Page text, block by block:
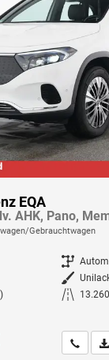
EQA
Gebrauchtwagen
Getriebe
Außenfarbe
Kilometerstand
Wir